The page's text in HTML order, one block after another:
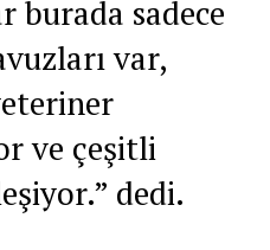
burada sadece
var,
ve çeşitli
dedi.